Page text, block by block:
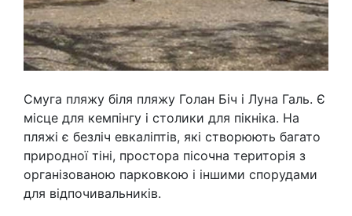
Смуга пляжу біля пляжу Голан Біч і Луна Галь. Є
місце для кемпінгу і столики для пікніка. На
пляжі є безліч евкаліптів, які створюють багато
природної тіні, простора пісочна територія з
організованою парковкою і іншими спорудами
для відпочивальників.